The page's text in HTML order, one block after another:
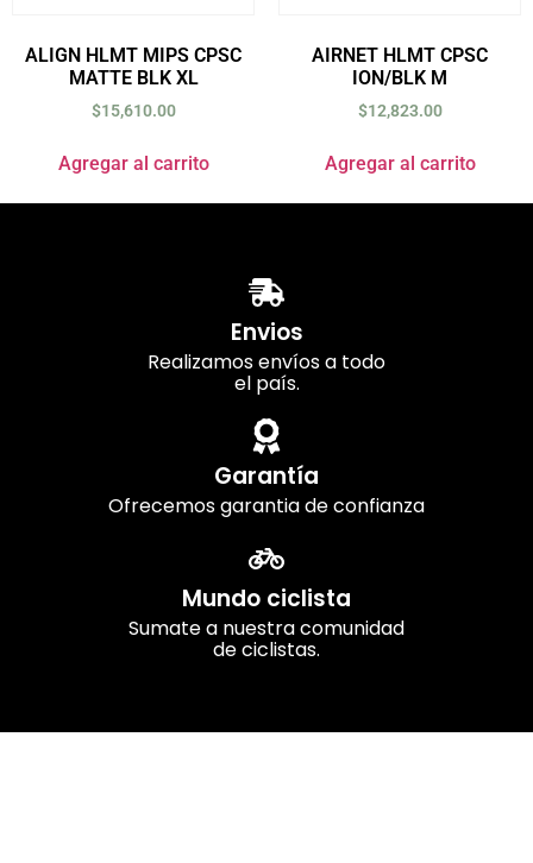
ALIGN HLMT MIPS CPSC
MATTE BLK XL
$15,610.00
Agregar al carrito
AIRNET HLMT CPSC
ION/BLK M
$12,823.00
Agregar al carrito
Envios
Realizamos envíos a todo
el país.
Garantía
Ofrecemos garantia de confianza
Mundo ciclista
Sumate a nuestra comunidad
de ciclistas.